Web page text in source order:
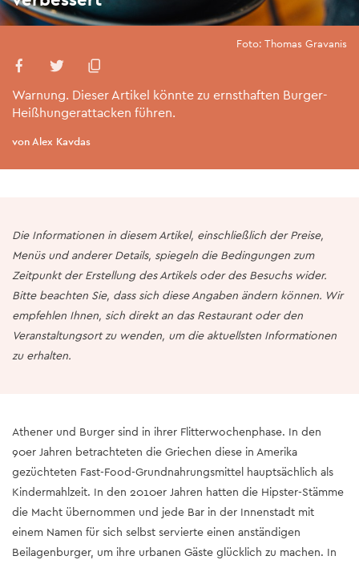
Foto: Thomas Gravanis
Warnung. Dieser Artikel könnte zu ernsthaften Burger-
Heißhungerattacken führen.
von Alex Kavdas
Die Informationen in diesem Artikel, einschließlich der Preise,
Menüs und anderer Details, spiegeln die Bedingungen zum
Zeitpunkt der Erstellung des Artikels oder des Besuchs wider.
Bitte beachten Sie, dass sich diese Angaben ändern können. Wir
empfehlen Ihnen, sich direkt an das Restaurant oder den
Veranstaltungsort zu wenden, um die aktuellsten Informationen
zu erhalten.
Athener und Burger sind in ihrer Flitterwochenphase. In den
90er Jahren betrachteten die Griechen diese in Amerika
gezüchteten Fast-Food-Grundnahrungsmittel hauptsächlich als
Kindermahlzeit. In den 2010er Jahren hatten die Hipster-Stämme
die Macht übernommen und jede Bar in der Innenstadt mit
einem Namen für sich selbst servierte einen anständigen
Beilagenburger, um ihre urbanen Gäste glücklich zu machen. In